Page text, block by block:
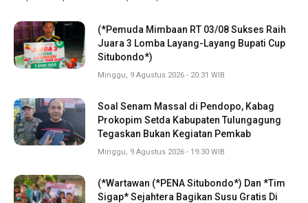
(*Pemuda Mimbaan RT 03/08 Sukses Raih
Juara 3 Lomba Layang-Layang Bupati Cup
Situbondo*)
Minggu, 9 Agustus 2026 - 20:31 WIB
Soal Senam Massal di Pendopo, Kabag
Prokopim Setda Kabupaten Tulungagung
Tegaskan Bukan Kegiatan Pemkab
Minggu, 9 Agustus 2026 - 19:30 WIB
(*Wartawan (*PENA Situbondo*) Dan *Tim
Sigap* Sejahtera Bagikan Susu Gratis Di